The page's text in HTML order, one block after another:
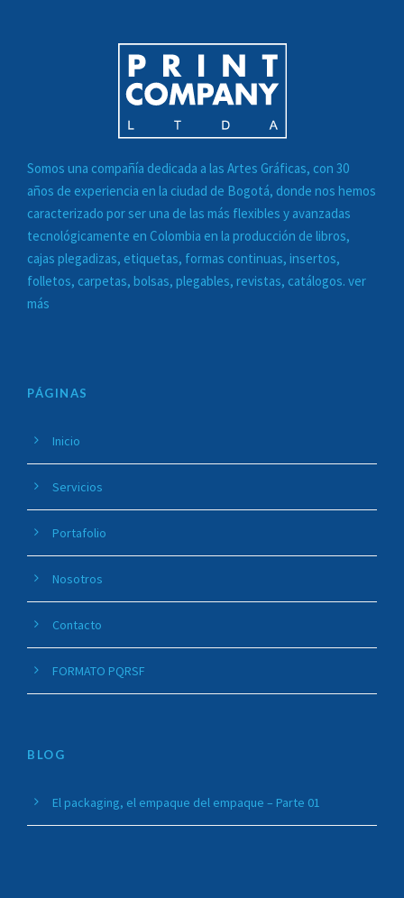
Somos una compañía dedicada a las Artes Gráficas, con 30
años de experiencia en la ciudad de Bogotá, donde nos hemos
caracterizado por ser una de las más flexibles y avanzadas
tecnológicamente en Colombia en la producción de libros,
cajas plegadizas, etiquetas, formas continuas, insertos,
folletos, carpetas, bolsas, plegables, revistas, catálogos. ver
más
PÁGINAS
Inicio
Servicios
Portafolio
Nosotros
Contacto
FORMATO PQRSF
BLOG
El packaging, el empaque del empaque – Parte 01